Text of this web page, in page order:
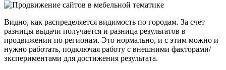
Видно, как распределяется видимость по городам. За счет
разницы выдачи получается и разница результатов в
продвижении по регионам. Это нормально, и с этим можно и
нужно работать, подключая работу с внешними факторами/
экспериментами для достижения результата.